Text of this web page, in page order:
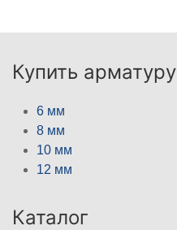
Купить арматуру
6 мм
8 мм
10 мм
12 мм
Каталог